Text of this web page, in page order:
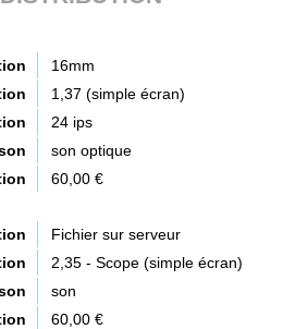
16mm
1,37 (simple écran)
24 ips
son optique
60,00 €
Fichier sur serveur
2,35 - Scope (simple écran)
son
60,00 €